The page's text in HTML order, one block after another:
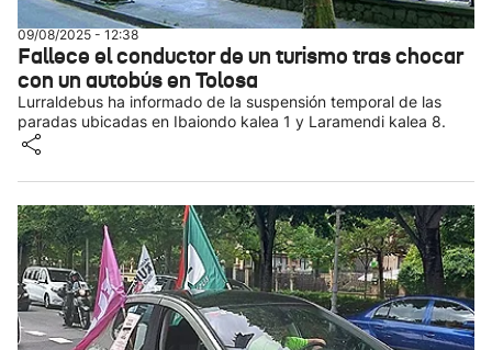
09/08/2025 - 12:38
Fallece el conductor de un turismo tras chocar
con un autobús en Tolosa
Lurraldebus ha informado de la suspensión temporal de las
paradas ubicadas en Ibaiondo kalea 1 y Laramendi kalea 8.